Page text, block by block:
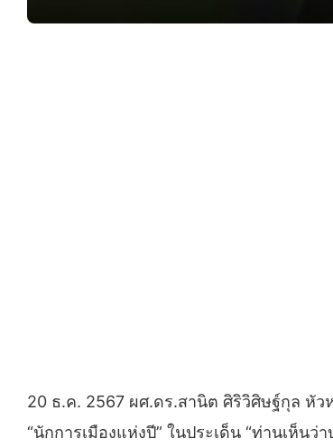
20 ธ.ค. 2567 ผศ.ดร.สานิต ศิริวิศิษฐ์กุล หัว
“นักการเมืองแห่งปี” ในประเด็น “ท่านเห็น